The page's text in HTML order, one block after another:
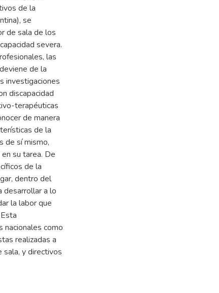
de la
se
de sala de los
severa.
las
de la
investigaciones
discapacidad
terapéuticas
de manera
de la
de sí mismo,
su tarea. De
de la
dentro del
desarrollar a lo
la labor que
nacionales como
realizadas a
sala, y directivos